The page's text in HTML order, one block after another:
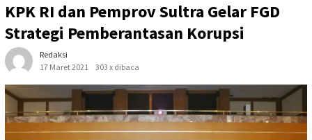
KPK RI dan Pemprov Sultra Gelar FGD
Strategi Pemberantasan Korupsi
Redaksi
17 Maret 2021
303 x dibaca